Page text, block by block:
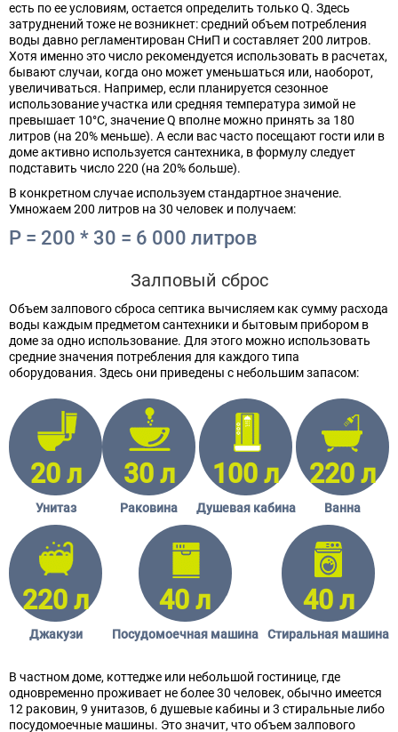
есть по ее условиям, остается определить только Q. Здесь
затруднений тоже не возникнет: средний объем потребления
воды давно регламентирован СНиП и составляет 200 литров.
Хотя именно это число рекомендуется использовать в расчетах,
бывают случаи, когда оно может уменьшаться или, наоборот,
увеличиваться. Например, если планируется сезонное
использование участка или средняя температура зимой не
превышает 10°C, значение Q вполне можно принять за 180
литров (на 20% меньше). А если вас часто посещают гости или в
доме активно используется сантехника, в формулу следует
подставить число 220 (на 20% больше).
В конкретном случае используем стандартное значение.
Умножаем 200 литров на 30 человек и получаем:
P = 200 * 30 = 6 000 литров
Залповый сброс
Объем залпового сброса септика вычисляем как сумму расхода
воды каждым предметом сантехники и бытовым прибором в
доме за одно использование. Для этого можно использовать
средние значения потребления для каждого типа
оборудования. Здесь они приведены с небольшим запасом:
20 л
Унитаз
30 л
Раковина
100 л
Душевая кабина
220 л
Ванна
220 л
Джакузи
40 л
Посудомоечная машина
40 л
Стиральная машина
В частном доме, коттедже или небольшой гостинице, где
одновременно проживает не более 30 человек, обычно имеется
12 раковин, 9 унитазов, 6 душевые кабины и 3 стиральные либо
посудомоечные машины. Это значит, что объем залпового